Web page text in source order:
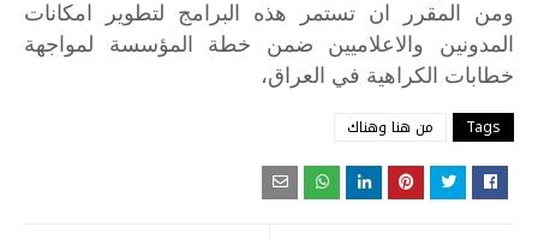
ومن المقرر ان تستمر هذه البرامج لتطوير
امكانات
المدونين
والاعلاميين ضمن خطة المؤسسة
لمواجهة
خطابات الكراهية في العراق،
Tags من هنا وهناك